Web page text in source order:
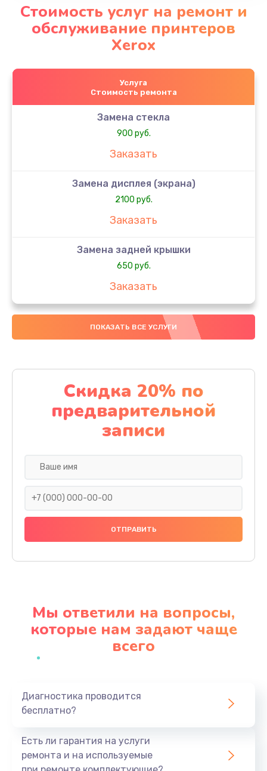
Стоимость услуг на ремонт и
обслуживание принтеров
Xerox
Услуга
Стоимость ремонта
Замена стекла
900 руб.
Заказать
Замена дисплея (экрана)
2100 руб.
Заказать
Замена задней крышки
650 руб.
Заказать
Замена аккумулятора
4000 руб.
Замена материнской платы
1100 руб.
Заказать
Замена праймера
1000 руб.
Заказать
Профилактическая чистка
Заказать
ПОКАЗАТЬ ВСЕ УСЛУГИ
Скидка 20% по
предварительной
записи
Мы ответили на вопросы,
которые нам задают чаще
всего
Диагностика проводится
бесплатно?
Есть ли гарантия на услуги
ремонта и на используемые